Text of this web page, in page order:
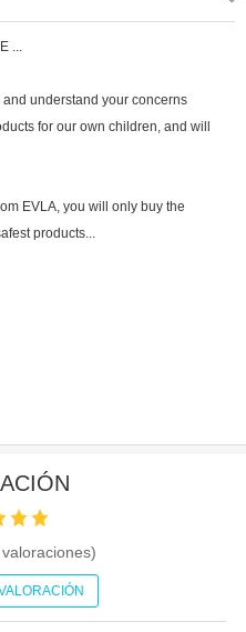
...
understand your concerns
for our own children, and will
EVLA, you will only buy the
products...
valoraciones)